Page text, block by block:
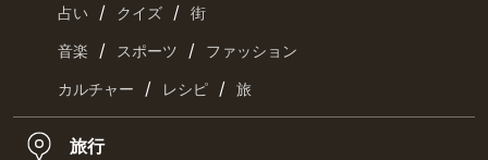
占い / クイズ / 街
音楽 / スポーツ / ファッション
カルチャー / レシピ / 旅
旅行